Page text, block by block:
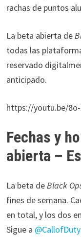
rachas de puntos
La beta abierta de
todas las
reservado
anticipado.
https://youtu.be/
Fechas y
abierta –
La beta deBlack
fines de semana.
en total, y los dos
Sigue a @CallofDuty